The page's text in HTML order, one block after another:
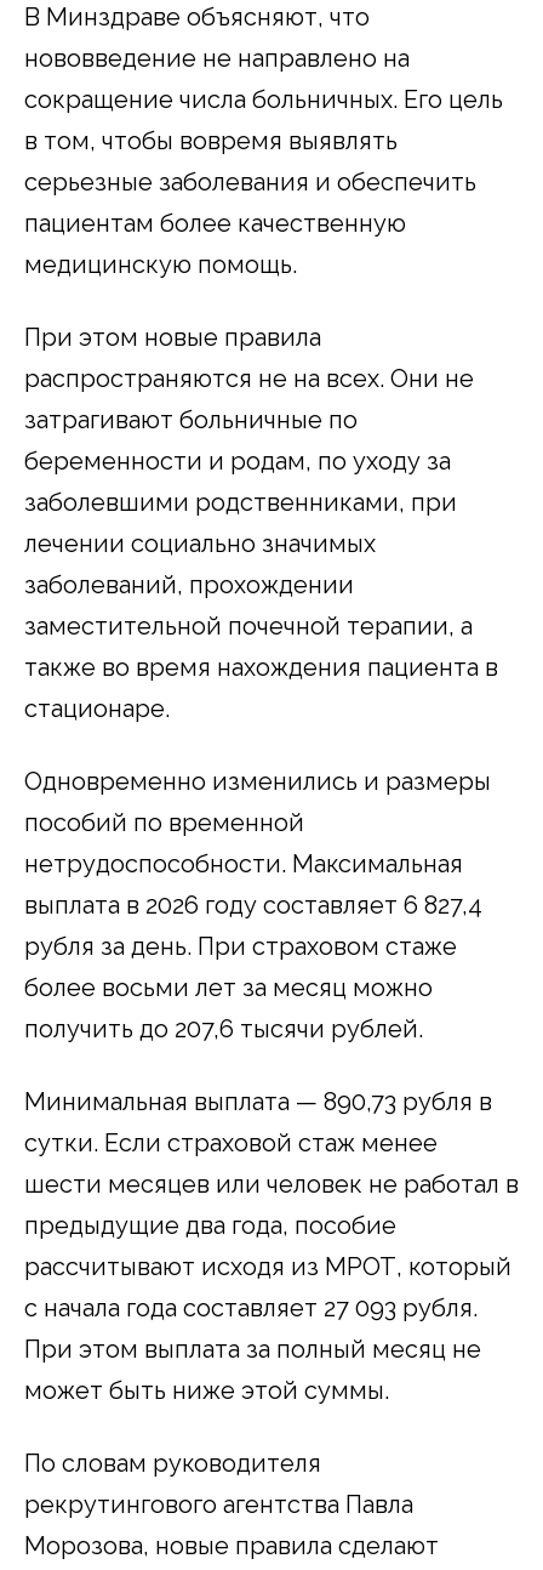
В Минздраве объясняют, что
нововведение не направлено на
сокращение числа больничных. Его цель
в том, чтобы вовремя выявлять
серьезные заболевания и обеспечить
пациентам более качественную
медицинскую помощь.
При этом новые правила
распространяются не на всех. Они не
затрагивают больничные по
беременности и родам, по уходу за
заболевшими родственниками, при
лечении социально значимых
заболеваний, прохождении
заместительной почечной терапии, а
также во время нахождения пациента в
стационаре.
Одновременно изменились и размеры
пособий по временной
нетрудоспособности. Максимальная
выплата в 2026 году составляет 6 827,4
рубля за день. При страховом стаже
более восьми лет за месяц можно
получить до 207,6 тысячи рублей.
Минимальная выплата — 890,73 рубля в
сутки. Если страховой стаж менее
шести месяцев или человек не работал в
предыдущие два года, пособие
рассчитывают исходя из МРОТ, который
с начала года составляет 27 093 рубля.
При этом выплата за полный месяц не
может быть ниже этой суммы.
По словам руководителя
рекрутингового агентства Павла
Морозова, новые правила сделают